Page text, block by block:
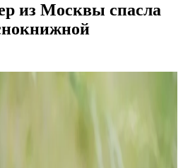
из Москвы спасла